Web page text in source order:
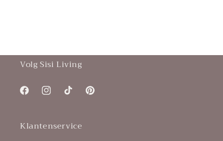
Volg Sisi Living
FacebookInstagramTikTok Pinterest
Klantenservice